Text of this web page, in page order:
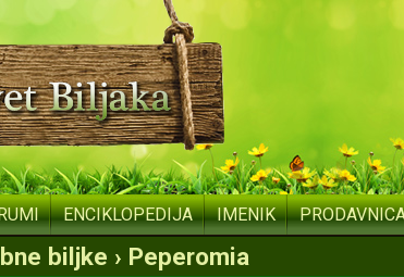
ENCIKLOPEDIJA IMENIK
biljke › Peperomia